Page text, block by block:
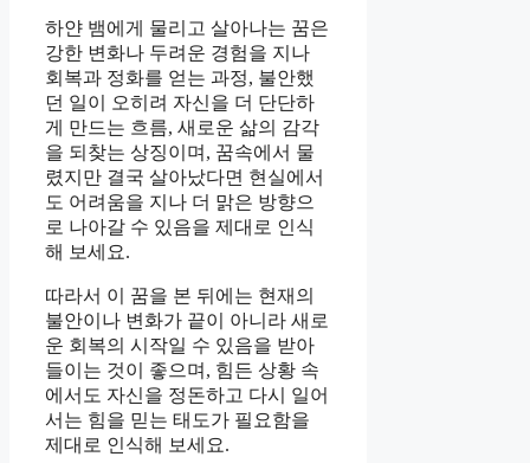
하얀 뱀에게 물리고 살아나는 꿈은
강한 변화나 두려운 경험을 지나
회복과 정화를 얻는 과정, 불안했
던 일이 오히려 자신을 더 단단하
게 만드는 흐름, 새로운 삶의 감각
을 되찾는 상징이며, 꿈속에서 물
렸지만 결국 살아났다면 현실에서
도 어려움을 지나 더 맑은 방향으
로 나아갈 수 있음을 제대로 인식
해 보세요.
따라서 이 꿈을 본 뒤에는 현재의
불안이나 변화가 끝이 아니라 새로
운 회복의 시작일 수 있음을 받아
들이는 것이 좋으며, 힘든 상황 속
에서도 자신을 정돈하고 다시 일어
서는 힘을 믿는 태도가 필요함을
제대로 인식해 보세요.